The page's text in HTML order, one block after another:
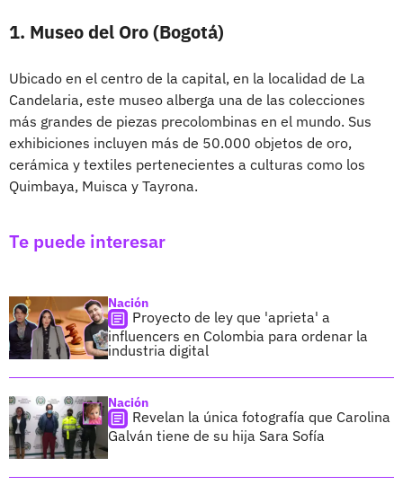
1. Museo del Oro (Bogotá)
Ubicado en el centro de la capital, en la localidad de La
Candelaria, este museo alberga una de las colecciones
más grandes de piezas precolombinas en el mundo. Sus
exhibiciones incluyen más de 50.000 objetos de oro,
cerámica y textiles pertenecientes a culturas como los
Quimbaya, Muisca y Tayrona.
Te puede interesar
Nación
Proyecto de ley que 'aprieta' a
influencers en Colombia para ordenar la
industria digital
Nación
Revelan la única fotografía que Carolina
Galván tiene de su hija Sara Sofía